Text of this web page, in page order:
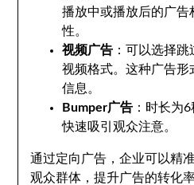
播放中或播放后的广
性。
视频广告 ：可以选择
视频格式。这种广告
信息。
Bumper广告 ：时长为
快速吸引观众注意。
通过定向广告，企业可以精
观众群体，提升广告的转化